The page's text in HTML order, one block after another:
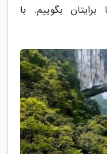
بگوییم. با